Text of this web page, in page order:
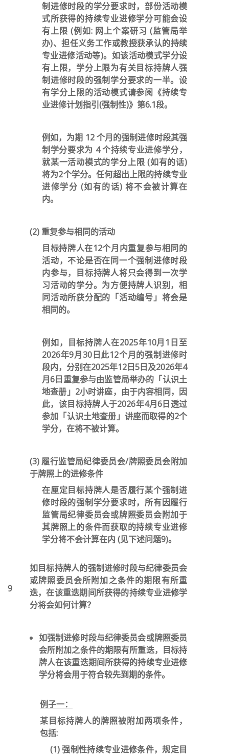
制进修时段的学分要求时，部份活动模
式所获得的持续专业进修学分可能会设
有上限 (例如: 网上个案研习 (监管局举
办)、担任义务工作或教授获承认的持续
专业进修活动等)。如该活动模式学分设
有上限，学分上限为有关目标持牌人强
制进修时段的强制学分要求的一半。设
有学分上限的活动模式请参阅《持续专
业进修计划指引(强制性)》第6.1段。
例如，为期 12 个月的强制进修时段其强
制学分要求为 4 个持续专业进修学分，
就某一活动模式的学分上限 (如有的话)
将为2个学分。任何超出上限的持续专业
进修学分 (如有的话) 将不会被计算在
内。
(2) 重复参与相同的活动
目标持牌人在12个月内重复参与相同的
活动，不论是否在同一个强制进修时段
内参与，目标持牌人将只会得到一次学
习活动的学分。为方便持牌人识别，相
同活动所获分配的「活动编号」将会是
相同的。
例如，目标持牌人在2025年10月1日至
2026年9月30日此12个月的强制进修时
段内，分别在2025年12日5日及2026年4
月6日重复参与由监管局举办的「认识土
地查册」2小时讲座，由于内容相同，因
此，该目标持牌人于2026年4月6日透过
参加「认识土地查册」讲座而取得的2个
学分，在将不被计算。
(3) 履行监管局纪律委员会/牌照委员会附加
于牌照上的进修条件
在厘定目标持牌人是否履行某个强制进
修时段的强制学分要求时，所有因履行
监管局纪律委员会或牌照委员会附加于
其牌照上的条件而获取的持续专业进修
学分将不会计算在内 (见下述问题9)。
9
如目标持牌人的强制进修时段与纪律委员会
或牌照委员会所附加之条件的期限有所重
迭，在该重迭期间所获得的持续专业进修学
分将会如何计算？
如强制进修时段与纪律委员会或牌照委员
会所附加之条件的期限有所重迭，目标持
牌人在该重迭期间所获得的持续专业进修
学分将会用于符合较先到期的条件。
例子一：
某目标持牌人的牌照被附加两项条件，
包括:
(1) 强制性持续专业进修条件，规定目